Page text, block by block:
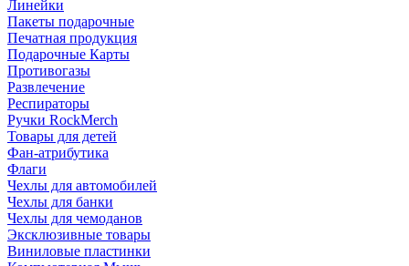
Линейки
Пакеты подарочные
Печатная продукция
Подарочные Карты
Противогазы
Развлечение
Респираторы
Ручки RockMerch
Товары для детей
Фан-атрибутика
Флаги
Чехлы для автомобилей
Чехлы для банки
Чехлы для чемоданов
Эксклюзивные товары
Виниловые пластинки